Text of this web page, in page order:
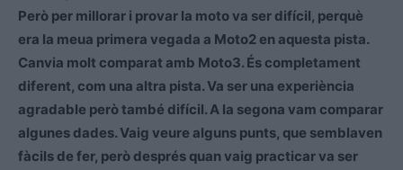
Però per millorar i provar la moto va ser difícil, perquè
era la meua primera vegada a Moto2 en aquesta pista.
Canvia molt comparat amb Moto3. És completament
diferent, com una altra pista. Va ser una experiència
agradable però també difícil. A la segona vam comparar
algunes dades. Vaig veure alguns punts, que semblaven
fàcils de fer, però després quan vaig practicar va ser